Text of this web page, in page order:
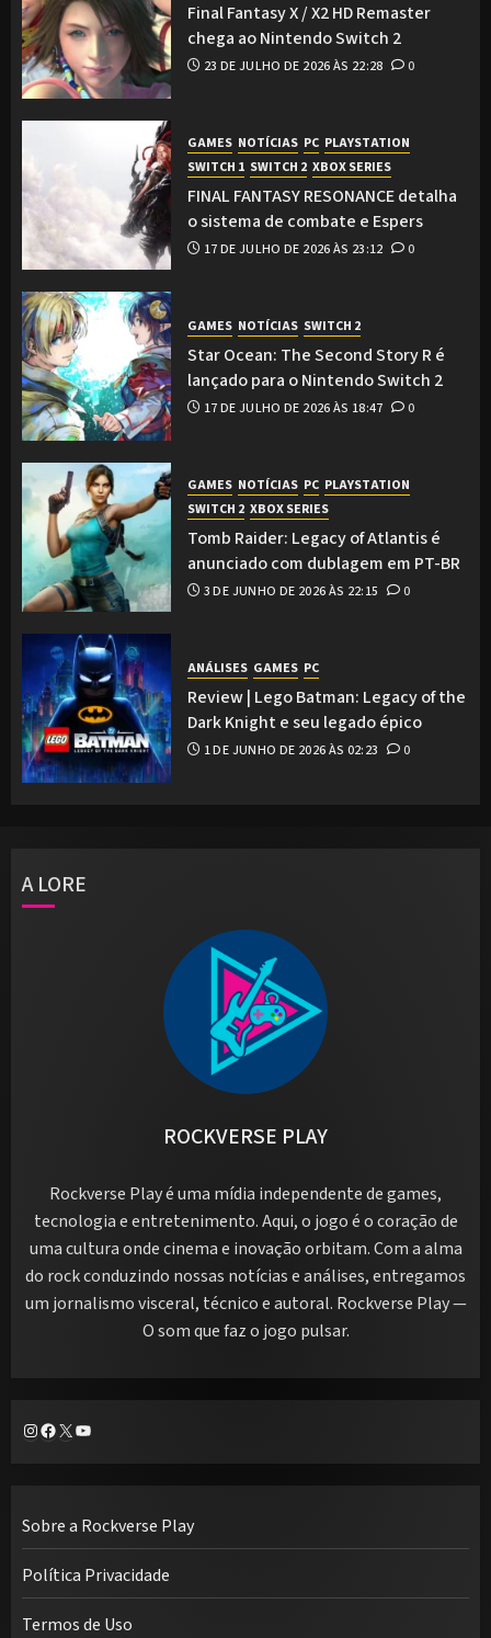
Final Fantasy X / X2 HD Remaster
chega ao Nintendo Switch 2
23 DE JULHO DE 2026 ÀS 22:28 0
GAMES NOTÍCIAS PC PLAYSTATION
SWITCH 1 SWITCH 2 XBOX SERIES
FINAL FANTASY RESONANCE detalha
o sistema de combate e Espers
17 DE JULHO DE 2026 ÀS 23:12 0
GAMES NOTÍCIAS SWITCH 2
Star Ocean: The Second Story R é
lançado para o Nintendo Switch 2
17 DE JULHO DE 2026 ÀS 18:47 0
GAMES NOTÍCIAS PC PLAYSTATION
SWITCH 2 XBOX SERIES
Tomb Raider: Legacy of Atlantis é
anunciado com dublagem em PT-BR
3 DE JUNHO DE 2026 ÀS 22:15 0
ANÁLISES GAMES PC
Review | Lego Batman: Legacy of the
Dark Knight e seu legado épico
1 DE JUNHO DE 2026 ÀS 02:23 0
A LORE
ROCKVERSE PLAY
Rockverse Play é uma mídia independente de games,
tecnologia e entretenimento. Aqui, o jogo é o coração de
uma cultura onde cinema e inovação orbitam. Com a alma
do rock conduzindo nossas notícias e análises, entregamos
um jornalismo visceral, técnico e autoral. Rockverse Play —
O som que faz o jogo pulsar.
Instagram
Facebook
X Youtube
Sobre a Rockverse Play
Política Privacidade
Termos de Uso